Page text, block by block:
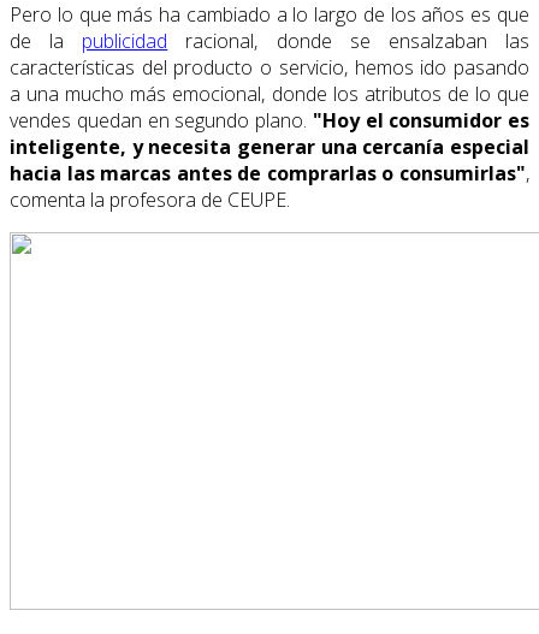
Pero lo que más ha cambiado a lo largo de los años es que
de la publicidad racional, donde se ensalzaban las
características del producto o servicio, hemos ido pasando
a una mucho más emocional, donde los atributos de lo que
vendes quedan en segundo plano. "Hoy el consumidor es
inteligente, y necesita generar una cercanía especial
hacia las marcas antes de comprarlas o consumirlas",
comenta la profesora de CEUPE.